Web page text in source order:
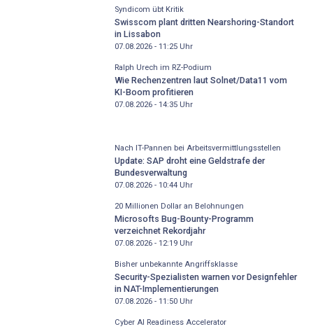
Syndicom übt Kritik
Swisscom plant dritten Nearshoring-Standort
in Lissabon
07.08.2026 - 11:25Uhr
Ralph Urech im RZ-Podium
Wie Rechenzentren laut Solnet/Data11 vom
KI-Boom profitieren
07.08.2026 - 14:35Uhr
Nach IT-Pannen bei Arbeitsvermittlungsstellen
Update: SAP droht eine Geldstrafe der
Bundesverwaltung
07.08.2026 - 10:44Uhr
20 Millionen Dollar an Belohnungen
Microsofts Bug-Bounty-Programm
verzeichnet Rekordjahr
07.08.2026 - 12:19Uhr
Bisher unbekannte Angriffsklasse
Security-Spezialisten warnen vor Designfehler
in NAT-Implementierungen
07.08.2026 - 11:50Uhr
Cyber AI Readiness Accelerator